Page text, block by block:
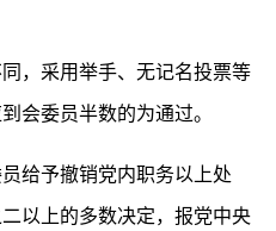
采用举手、无记名投票等
会委员半数的为通过。
予撤销党内职务以上处
以上的多数决定，报党中央